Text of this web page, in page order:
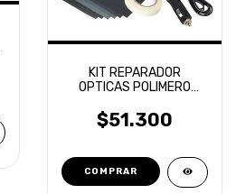
KIT REPARADOR
OPTICAS POLIMERO
$51.300